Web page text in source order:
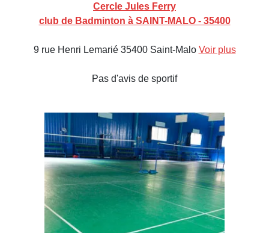
Cercle Jules Ferry
club de Badminton à SAINT-MALO - 35400
9 rue Henri Lemarié 35400 Saint-Malo Voir plus
Pas d'avis de sportif